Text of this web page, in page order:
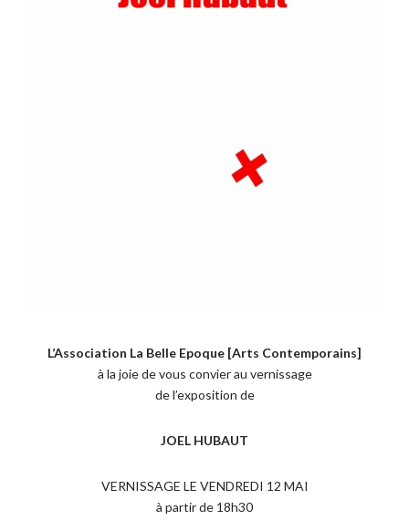
L’Association La Belle Epoque [Arts Contemporains]
à la joie de vous convier au vernissage
de l’exposition de
JOEL HUBAUT
VERNISSAGE LE VENDREDI 12 MAI
à partir de 18h30